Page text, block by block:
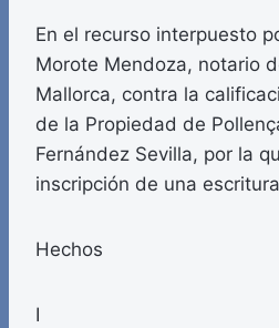
En el recurso interpuesto
Morote Mendoza, notario
Mallorca, contra la
de la Propiedad de
Fernández Sevilla, por la
inscripción de una
Hechos
I